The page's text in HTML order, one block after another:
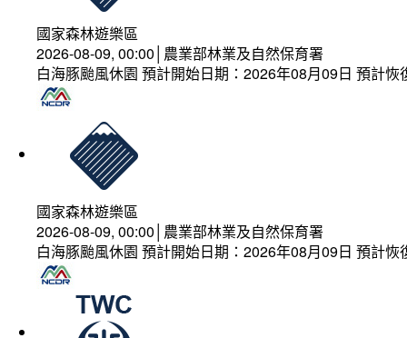
國家森林遊樂區
2026-08-09, 00:00│農業部林業及自然保育署
白海豚颱風休園 預計開始日期：2026年08月09日 預計
國家森林遊樂區
2026-08-09, 00:00│農業部林業及自然保育署
白海豚颱風休園 預計開始日期：2026年08月09日 預計